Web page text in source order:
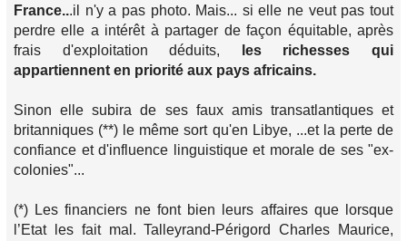
France...il n'y a pas photo. Mais... si elle ne veut pas tout
perdre elle a intérêt à partager de façon équitable, après
frais d'exploitation déduits,
les richesses qui
appartiennent en priorité aux pays africains.
Sinon elle subira de ses faux amis transatlantiques et
britanniques (**) le même sort qu'en Libye, ...et la perte de
confiance et d'influence linguistique et morale de ses "ex-
colonies"...
(*) Les financiers ne font bien leurs affaires que lorsque
l’Etat les fait mal. Talleyrand-Périgord Charles Maurice,